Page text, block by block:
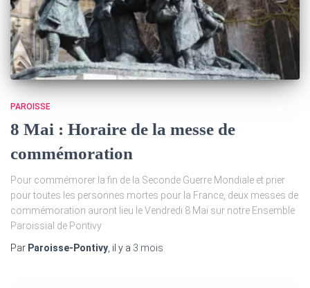
PAROISSE
8 Mai : Horaire de la messe de
commémoration
Pour commémorer la fin de la Seconde Guerre Mondiale et prier
pour toutes les personnes mortes pour la France, deux messes de
commémoration auront lieu le Vendredi 8 Mai sur notre Ensemble
Paroissial de Pontivy
Par Paroisse-Pontivy, il y a 3 mois